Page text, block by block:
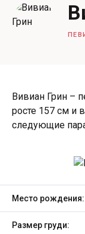
Вивиан Грин –
росте 157 см и
следующие
Место рождения:
Размер груди: